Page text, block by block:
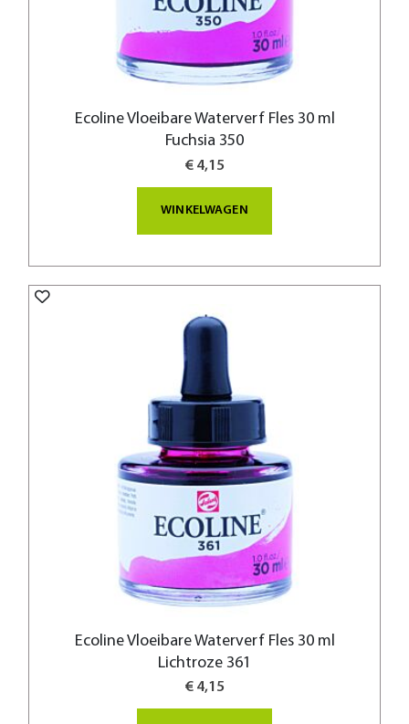
Ecoline Vloeibare Waterverf Fles 30 ml
Fuchsia 350
€ 4,15
WINKELWAGEN
Ecoline Vloeibare Waterverf Fles 30 ml
Lichtroze 361
€ 4,15